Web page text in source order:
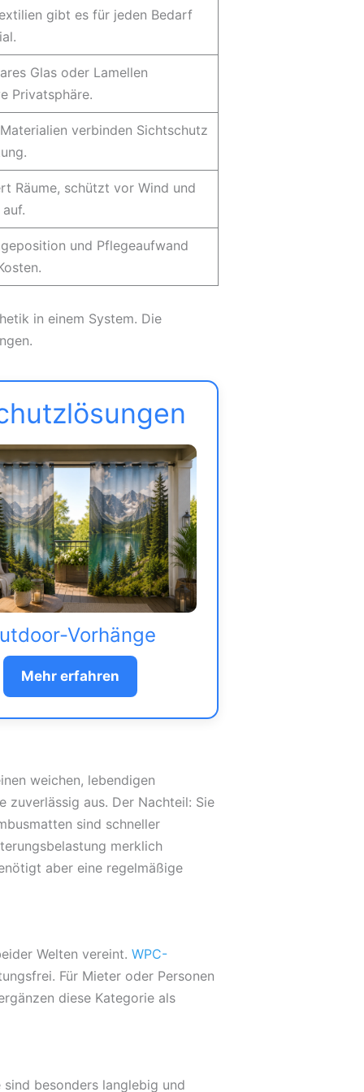
gibt es für jeden Bedarf
Glas oder Lamellen
Privatsphäre.
verbinden Sichtschutz
Räume, schützt vor Wind und
und Pflegeaufwand
in einem System. Die
Vorhänge
Mehr erfahren
weichen, lebendigen
aus. Der Nachteil: Sie
sind schneller
merklich
aber eine regelmäßige
Welten vereint. WPC-
Für Mieter oder Personen
diese Kategorie als
besonders langlebig und